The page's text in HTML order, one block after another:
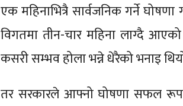
एक महिनाभित्रै सार्वजनिक गर्ने
विगतमा तीन-चार महिना लाग्दै
कसरी सम्भव होला भन्ने धेरैको भनाइ
तर सरकारले आफ्नो घोषणा सफल